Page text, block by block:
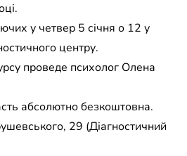
у четвер 5 січня о 12 у
центру.
проведе психолог Олена
абсолютно безкоштовна.
29 (Діагностичний